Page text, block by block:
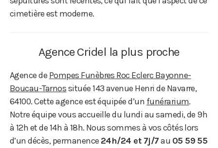
cimetière est moderne.
Agence Cridel la plus proche
Agence de Pompes Funèbres Roc Eclerc Bayonne-
Boucau-Tarnossituée 143 avenue Henri de Navarre,
64100. Cette agence est équipée d’un funérarium.
Notre équipe vous accueille du lundi au samedi, de 9h
à 12h et de 14h à 18h. Nous sommes à vos côtés lors
d’un décès, permanence 24h/24 et 7j/7au 05 59 55